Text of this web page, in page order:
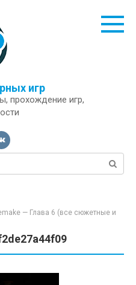
игр
прохождение игр,
— Глава 6 (все сюжетные и